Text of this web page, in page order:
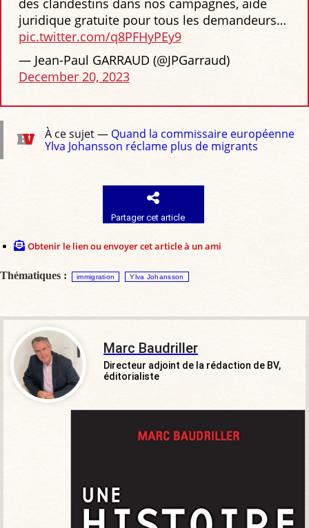
des clandestins dans nos campagnes, aide
juridique gratuite pour tous les demandeurs…
pic.twitter.com/q8PFHyPEy9
— Jean-Paul GARRAUD (@JPGarraud)
December 20, 2023
À ce sujet — Quand la commissaire européenne
Ylva Johansson réclame plus de migrants
Partager cet article
Obtenir le lien ou envoyer cet article à un ami
Thématiques : immigration Ylva Johansson
Marc Baudriller
Directeur adjoint de la rédaction de BV,
éditorialiste